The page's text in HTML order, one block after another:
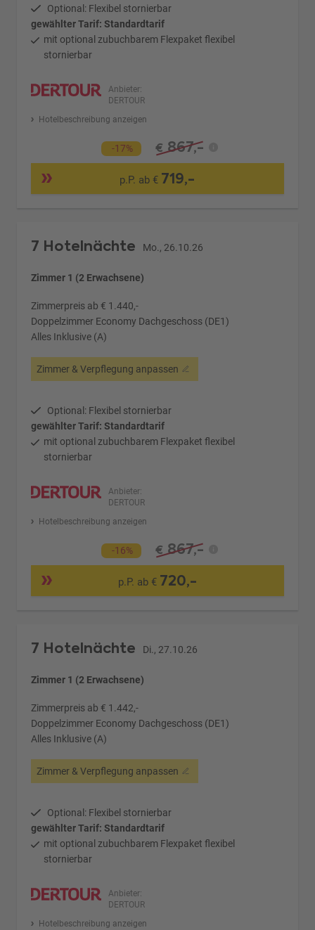
Optional: Flexibel stornierbar
gewählter Tarif: Standardtarif
mit optional zubuchbarem Flexpaket flexibel
stornierbar
Anbieter:
DERTOUR
Hotelbeschreibung anzeigen
-17% € 867,-
p.P. ab € 719,-
7 Hotelnächte Mo., 26.10.26
Zimmer 1 (2 Erwachsene)
Zimmerpreis ab € 1.440,-
Doppelzimmer Economy Dachgeschoss (DE1)
Alles Inklusive (A)
Zimmer & Verpflegung anpassen
Optional: Flexibel stornierbar
gewählter Tarif: Standardtarif
mit optional zubuchbarem Flexpaket flexibel
stornierbar
Anbieter:
DERTOUR
Hotelbeschreibung anzeigen
-16% € 867,-
p.P. ab € 720,-
7 Hotelnächte Di., 27.10.26
Zimmer 1 (2 Erwachsene)
Zimmerpreis ab € 1.442,-
Doppelzimmer Economy Dachgeschoss (DE1)
Alles Inklusive (A)
Zimmer & Verpflegung anpassen
Optional: Flexibel stornierbar
gewählter Tarif: Standardtarif
mit optional zubuchbarem Flexpaket flexibel
stornierbar
Anbieter:
DERTOUR
Hotelbeschreibung anzeigen